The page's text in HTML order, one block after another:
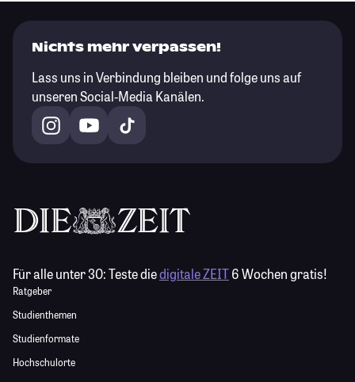
Nichts mehr verpassen!
Lass uns in Verbindung bleiben und folge uns auf
unseren Social-Media Kanälen.
Für alle unter 30:Teste diedigitale ZEIT6 Wochen gratis!
Ratgeber
Studienthemen
Studienformate
Hochschulorte